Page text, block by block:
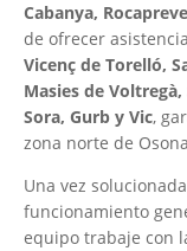
Cabanya,
de ofrecer
Vicenç de Torelló,
Masies de
Sora, Gurb y Vic,
zona norte de
Una vez
funcionamiento
equipo trabaje con